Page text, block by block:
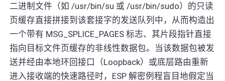
二进制文件（如 /usr/bin/su 或 /usr/bin/sudo）的只读
页缓存直接拼接到该套接字的发送队列中，从而构造出
一个带有 MSG_SPLICE_PAGES 标志、其片段指针直接
指向目标文件页缓存的非线性数据包。当该数据包被发
送并经由本地环回接口（Loopback）或底层路由重新
进入接收端的快速路径时，ESP 解密例程盲目地假定当